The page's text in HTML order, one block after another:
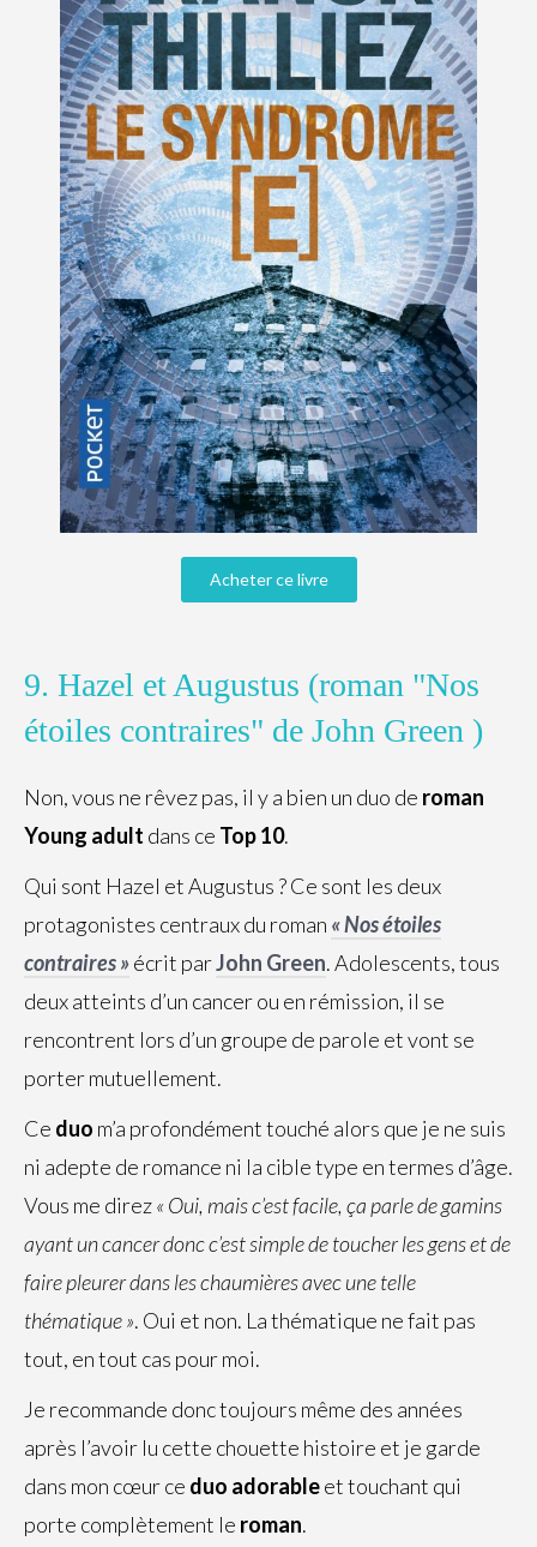
Acheter ce livre
9. Hazel et Augustus (roman "Nos
étoiles contraires" de John Green )
Non, vous ne rêvez pas, il y a bien un duo de roman
Young adult dans ce Top 10.
Qui sont Hazel et Augustus ? Ce sont les deux
protagonistes centraux du roman « Nos étoiles
contraires »écrit parJohn Green. Adolescents, tous
deux atteints d’un cancer ou en rémission, il se
rencontrent lors d’un groupe de parole et vont se
porter mutuellement.
Ce duo m’a profondément touché alors que je ne suis
ni adepte de romance ni la cible type en termes d’âge.
Vous me direz« Oui, mais c’est facile, ça parle de gamins
ayant un cancer donc c’est simple de toucher les gens et de
faire pleurer dans les chaumières avec une telle
thématique ». Oui et non. La thématique ne fait pas
tout, en tout cas pour moi.
Je recommande donc toujours même des années
après l’avoir lu cette chouette histoire et je garde
dans mon cœur ce duo adorableet touchant qui
porte complètement le roman.